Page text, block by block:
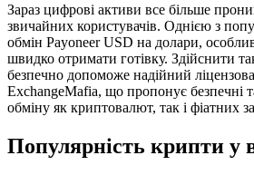
Зараз цифрові активи все більше
звичайних користувачів. Однією з
обмін Payoneer USD на долари,
швидко отримати готівку. Здійснити
безпечно допоможе надійний
ExchangeMafia, що пропонує безпечні
обміну як криптовалют, так і фіатних
Популярність крипти у